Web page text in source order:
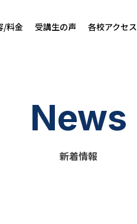
/料金 受講生の声 各校アクセス
News
新着情報